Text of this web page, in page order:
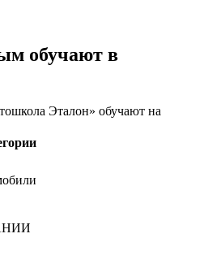
обучают в
Эталон» обучают на